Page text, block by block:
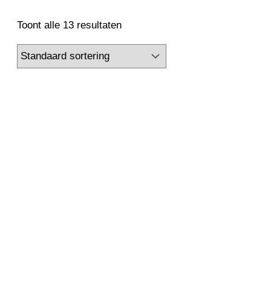
Toont alle 13 resultaten